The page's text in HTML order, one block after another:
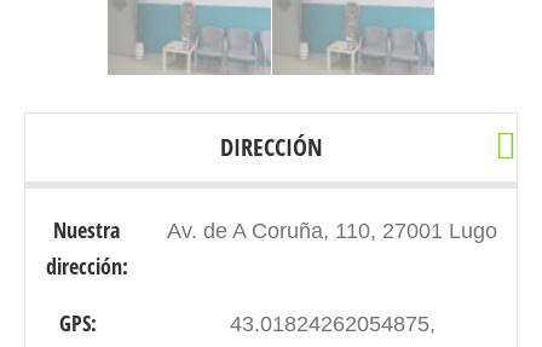
DIRECCIÓN
Nuestra
dirección:
Av. de A Coruña, 110, 27001 Lugo
GPS:
43.01824262054875,